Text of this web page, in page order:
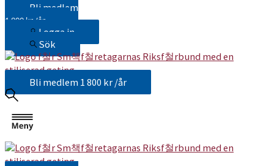
Bli medlem
1 800 kr /år
Logga in
Sök
Bli medlem 1 800 kr /år